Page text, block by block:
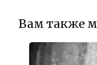
Вам также